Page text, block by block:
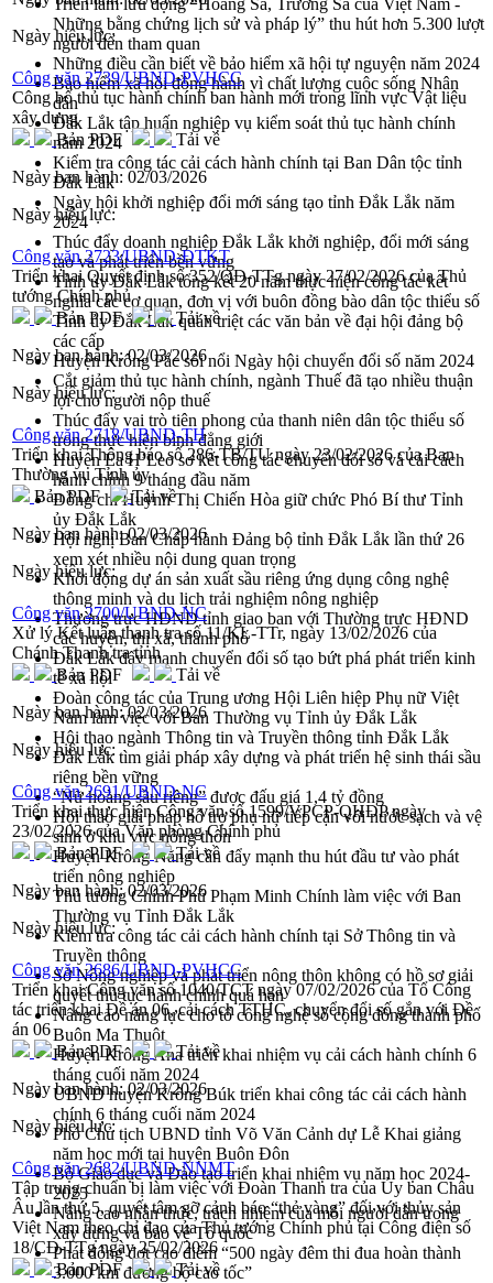
Triển lãm lưu động “Hoàng Sa, Trường Sa của Việt Nam -
Những bằng chứng lịch sử và pháp lý” thu hút hơn 5.300 lượt
người đến tham quan
Những điều cần biết về bảo hiểm xã hội tự nguyện năm 2024
Bảo hiểm xã hội đồng hành vì chất lượng cuộc sống Nhân
dân
Đắk Lắk tập huấn nghiệp vụ kiểm soát thủ tục hành chính
năm 2024
Kiểm tra công tác cải cách hành chính tại Ban Dân tộc tỉnh
Đắk Lắk
Ngày hội khởi nghiệp đổi mới sáng tạo tỉnh Đắk Lắk năm
2024
Thúc đẩy doanh nghiệp Đắk Lắk khởi nghiệp, đổi mới sáng
tạo và phát triển bền vững
Tỉnh ủy Đắk Lắk tổng kết 20 năm thực hiện công tác kết
nghĩa các cơ quan, đơn vị với buôn đồng bào dân tộc thiểu số
Tỉnh ủy Đắk Lắk quán triệt các văn bản về đại hội đảng bộ
các cấp
Huyện Krông Pắc sôi nổi Ngày hội chuyển đổi số năm 2024
Cắt giảm thủ tục hành chính, ngành Thuế đã tạo nhiều thuận
lợi cho người nộp thuế
Thúc đẩy vai trò tiên phong của thanh niên dân tộc thiểu số
trong thực hiện bình đẳng giới
Huyện Ea H’Leo sơ kết công tác chuyển đổi số và cải cách
hành chính 9 tháng đầu năm
Đồng chí Huỳnh Thị Chiến Hòa giữ chức Phó Bí thư Tỉnh
ủy Đắk Lắk
Hội nghị Ban Chấp hành Đảng bộ tỉnh Đắk Lắk lần thứ 26
xem xét nhiều nội dung quan trọng
Khởi động dự án sản xuất sầu riêng ứng dụng công nghệ
thông minh và du lịch trải nghiệm nông nghiệp
Thường trực HĐND tỉnh giao ban với Thường trực HĐND
các huyện, thị xã, thành phố
Đắk Lắk đẩy mạnh chuyển đổi số tạo bứt phá phát triển kinh
tế xã hội
Đoàn công tác của Trung ương Hội Liên hiệp Phụ nữ Việt
Nam làm việc với Ban Thường vụ Tỉnh ủy Đắk Lắk
Hội thao ngành Thông tin và Truyền thông tỉnh Đắk Lắk
Đắk Lắk tìm giải pháp xây dựng và phát triển hệ sinh thái sầu
riêng bền vững
“Nữ hoàng sầu riêng” được đấu giá 1,4 tỷ đồng
Hội thảo giải pháp hỗ trợ phụ nữ tiếp cận với nước sạch và vệ
sinh ở khu vực nông thôn
Huyện Krông Năng cần đẩy mạnh thu hút đầu tư vào phát
triển nông nghiệp
Thủ tướng Chính Phủ Phạm Minh Chính làm việc với Ban
Thường vụ Tỉnh Đắk Lắk
Kiểm tra công tác cải cách hành chính tại Sở Thông tin và
Truyền thông
Sở Nông nghiệp và phát triển nông thôn không có hồ sơ giải
quyết thủ tục hành chính quá hạn
Nâng cao năng lực cho tổ công nghệ số cộng đồng thành phố
Buôn Ma Thuột
Huyện Krông Ana triển khai nhiệm vụ cải cách hành chính 6
tháng cuối năm 2024
UBND huyện Krông Búk triển khai công tác cải cách hành
chính 6 tháng cuối năm 2024
Phó Chủ tịch UBND tỉnh Võ Văn Cảnh dự Lễ Khai giảng
năm học mới tại huyện Buôn Đôn
Bộ Giáo dục và Đào tạo triển khai nhiệm vụ năm học 2024-
2025
Nâng cao nhận thức, trách nhiệm của mỗi người dân trong
xây dựng và bảo vệ Tổ quốc
Phát động đợt cao điểm “500 ngày đêm thi đua hoàn thành
3.000 km đường bộ cao tốc”
Ngày hiệu lực:
Công văn 2739/UBND-PVHCC
Công bố thủ tục hành chính ban hành mới trong lĩnh vực Vật liệu
xây dựng
Bản PDF
Tải về
Ngày ban hành: 02/03/2026
Ngày hiệu lực:
Công văn 2723/UBND-ĐTKT
Triển khai Quyết định số 352/QĐ-TTg ngày 27/02/2026 của Thủ
tướng Chính phủ
Bản PDF
Tải về
Ngày ban hành:02/03/2026
Ngày hiệu lực:
Công văn 2718/UBND-TH
Triển khai Thông báo số 286-TB/TU ngày 23/02/2026 của Ban
Thường vụ Tỉnh ủy
Bản PDF
Tải về
Ngày ban hành:02/03/2026
Ngày hiệu lực:
Công văn 2700/UBND-NC
Xử lý Kết luận thanh tra số 11/KL-TTr, ngày 13/02/2026 của
Chánh Thanh tra tỉnh
Bản PDF
Tải về
Ngày ban hành:02/03/2026
Ngày hiệu lực:
Công văn 2691/UBND-NC
Triển khai thực hiện Công văn số 1599/VPCP-QHĐP ngày
23/02/2026 của Văn phòng Chính phủ
Bản PDF
Tải về
Ngày ban hành:02/03/2026
Ngày hiệu lực:
Công văn 2686/UBND-PVHCC
Triển khai Công văn số 1040/TCT ngày 07/02/2026 của Tổ Công
tác triển khai Đề án 06, cải cách TTHC, chuyển đổi số gắn với Đề
án 06
Bản PDF
Tải về
Ngày ban hành:02/03/2026
Ngày hiệu lực:
Công văn 2682/UBND-NNMT
Tập trung chuẩn bị làm việc với Đoàn Thanh tra của Ủy ban Châu
Âu lần thứ 5, quyết tâm gỡ cảnh báo “thẻ vàng” đối với thủy sản
Việt Nam theo chỉ đạo của Thủ tướng Chính phủ tại Công điện số
18/CĐ-TTg ngày 25/02/2026
Bản PDF
Tải về